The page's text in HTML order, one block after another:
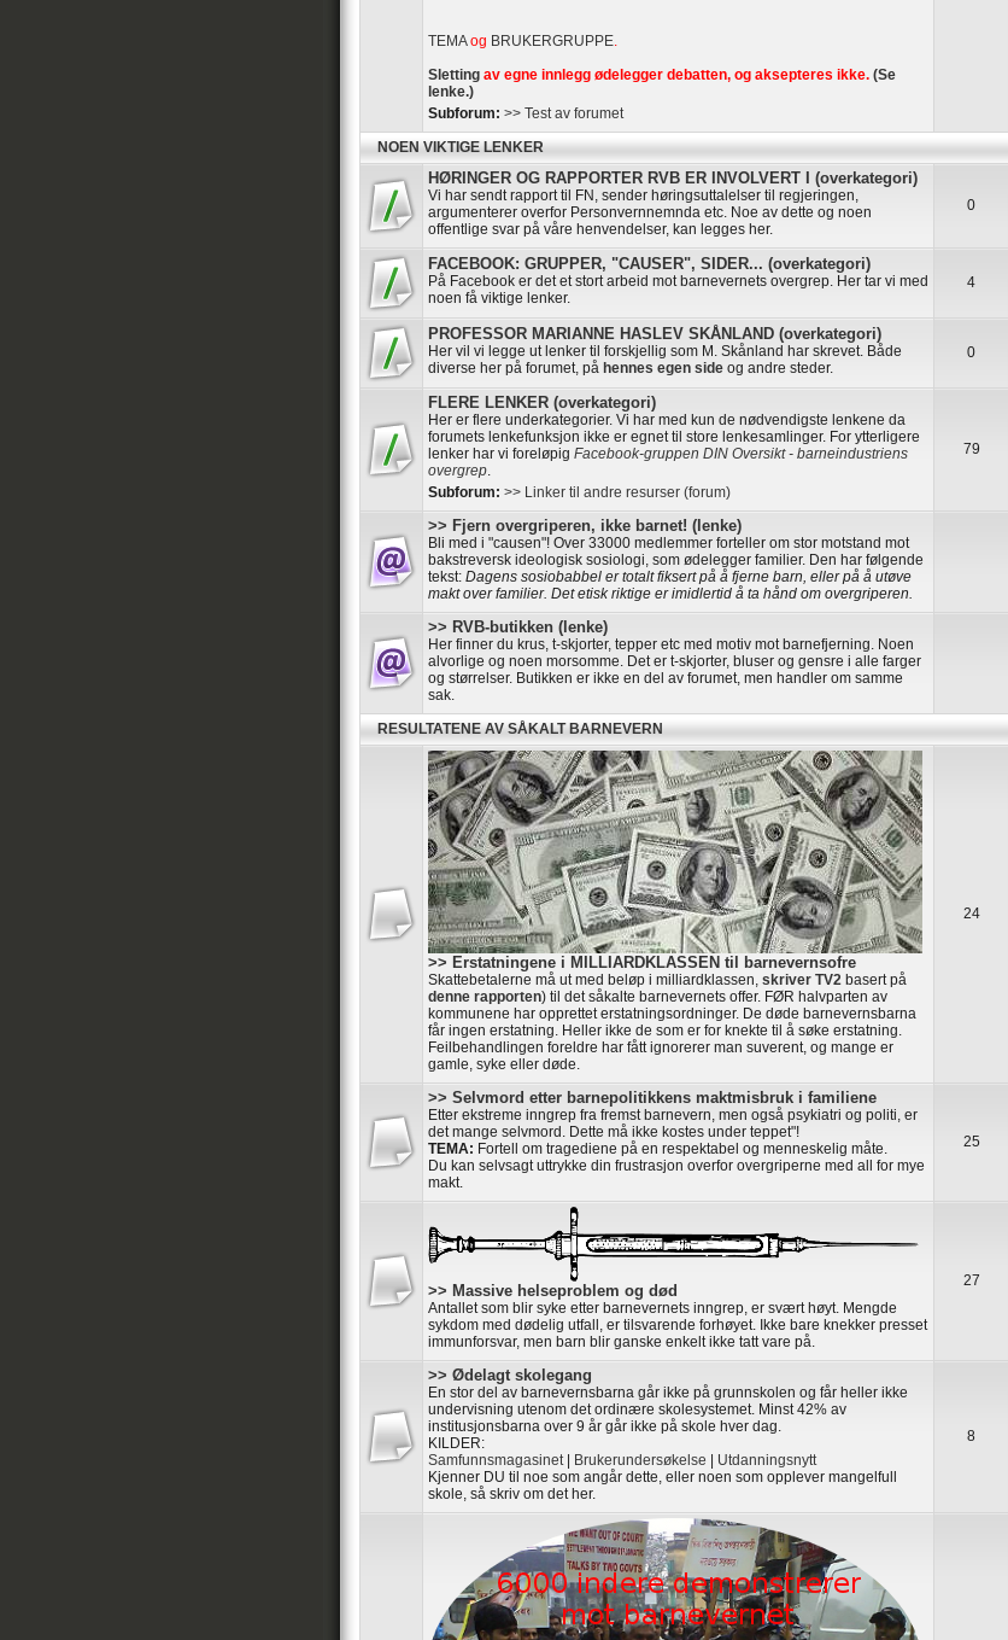
TEMAog BRUKERGRUPPE.
Sletting av egne innlegg ødelegger debatten, og aksepteres ikke. (Se
lenke.)
Subforum: >> Test av forumet
NOEN VIKTIGE LENKER
HØRINGER OG RAPPORTER RVB ER INVOLVERT I (overkategori)
Vi har sendt rapport til FN, sender høringsuttalelser til regjeringen,
argumenterer overfor Personvernnemnda etc. Noe av dette og noen
offentlige svar på våre henvendelser, kan legges her.
0
FACEBOOK: GRUPPER, "CAUSER", SIDER... (overkategori)
På Facebook er det et stort arbeid mot barnevernets overgrep. Her tar vi med
noen få viktige lenker.
4
PROFESSOR MARIANNE HASLEV SKÅNLAND (overkategori)
Her vil vi legge ut lenker til forskjellig som M. Skånland har skrevet. Både
diverse her på forumet, på hennes egen side og andre steder.
0
FLERE LENKER (overkategori)
Her er flere underkategorier. Vi har med kun de nødvendigste lenkene da
forumets lenkefunksjon ikke er egnet til store lenkesamlinger. For ytterligere
lenker har vi foreløpig Facebook-gruppen DIN Oversikt - barneindustriens
overgrep.
Subforum: >> Linker til andre resurser (forum)
79
>> Fjern overgriperen, ikke barnet! (lenke)
Bli med i "causen"! Over 33000 medlemmer forteller om stor motstand mot
bakstreversk ideologisk sosiologi, som ødelegger familier. Den har følgende
tekst: Dagens sosiobabbel er totalt fiksert på å fjerne barn, eller på å utøve
makt over familier. Det etisk riktige er imidlertid å ta hånd om overgriperen.
>> RVB-butikken (lenke)
Her finner du krus, t-skjorter, tepper etc med motiv mot barnefjerning. Noen
alvorlige og noen morsomme. Det er t-skjorter, bluser og gensre i alle farger
og størrelser. Butikken er ikke en del av forumet, men handler om samme
sak.
RESULTATENE AV SÅKALT BARNEVERN
>> Erstatningene i MILLIARDKLASSEN til barnevernsofre
Skattebetalerne må ut med beløp i milliardklassen, skriver TV2 basert på
denne rapporten) til det såkalte barnevernets offer. FØR halvparten av
kommunene har opprettet erstatningsordninger. De døde barnevernsbarna
får ingen erstatning. Heller ikke de som er for knekte til å søke erstatning.
Feilbehandlingen foreldre har fått ignorerer man suverent, og mange er
gamle, syke eller døde.
24
>> Selvmord etter barnepolitikkens maktmisbruk i familiene
Etter ekstreme inngrep fra fremst barnevern, men også psykiatri og politi, er
det mange selvmord. Dette må ikke kostes under teppet"!
TEMA: Fortell om tragediene på en respektabel og menneskelig måte.
Du kan selvsagt uttrykke din frustrasjon overfor overgriperne med all for mye
makt.
25
>> Massive helseproblem og død
Antallet som blir syke etter barnevernets inngrep, er svært høyt. Mengde
sykdom med dødelig utfall, er tilsvarende forhøyet. Ikke bare knekker presset
immunforsvar, men barn blir ganske enkelt ikke tatt vare på.
27
>> Ødelagt skolegang
En stor del av barnevernsbarna går ikke på grunnskolen og får heller ikke
undervisning utenom det ordinære skolesystemet. Minst 42% av
institusjonsbarna over 9 år går ikke på skole hver dag.
KILDER:
Samfunnsmagasinet| Brukerundersøkelse
Utdanningsnytt
Kjenner DU til noe som angår dette, eller noen som opplever mangelfull
skole, så skriv om det her.
8